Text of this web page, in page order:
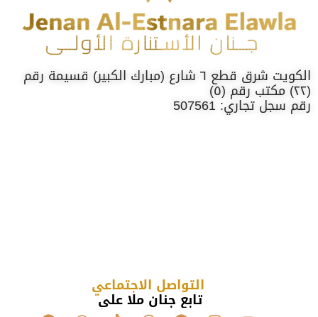
الكويت شرق قطع ٦ شارع (مبارك الكبير) قسيمة رقم
(٢٢) مكتب رقم (٥)
رقم سجل تجاري: 507561
التواصل الاجتماعي
تابع جنان ملا علي